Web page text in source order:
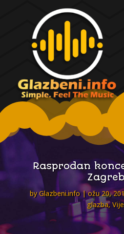
Rasprodan
byGlazbeni.info ožu 20,
glazba,